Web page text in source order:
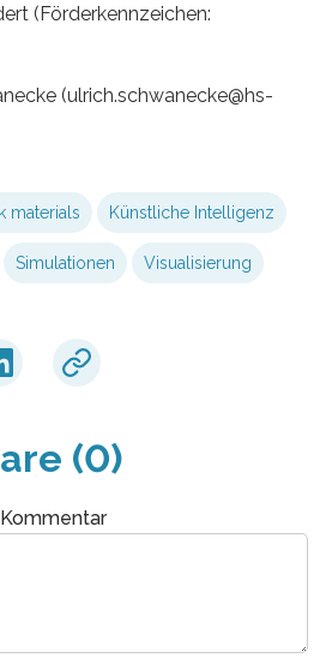
(Förderkennzeichen:
(ulrich.schwanecke@hs-
materials Künstliche Intelligenz
Simulationen Visualisierung
(0)